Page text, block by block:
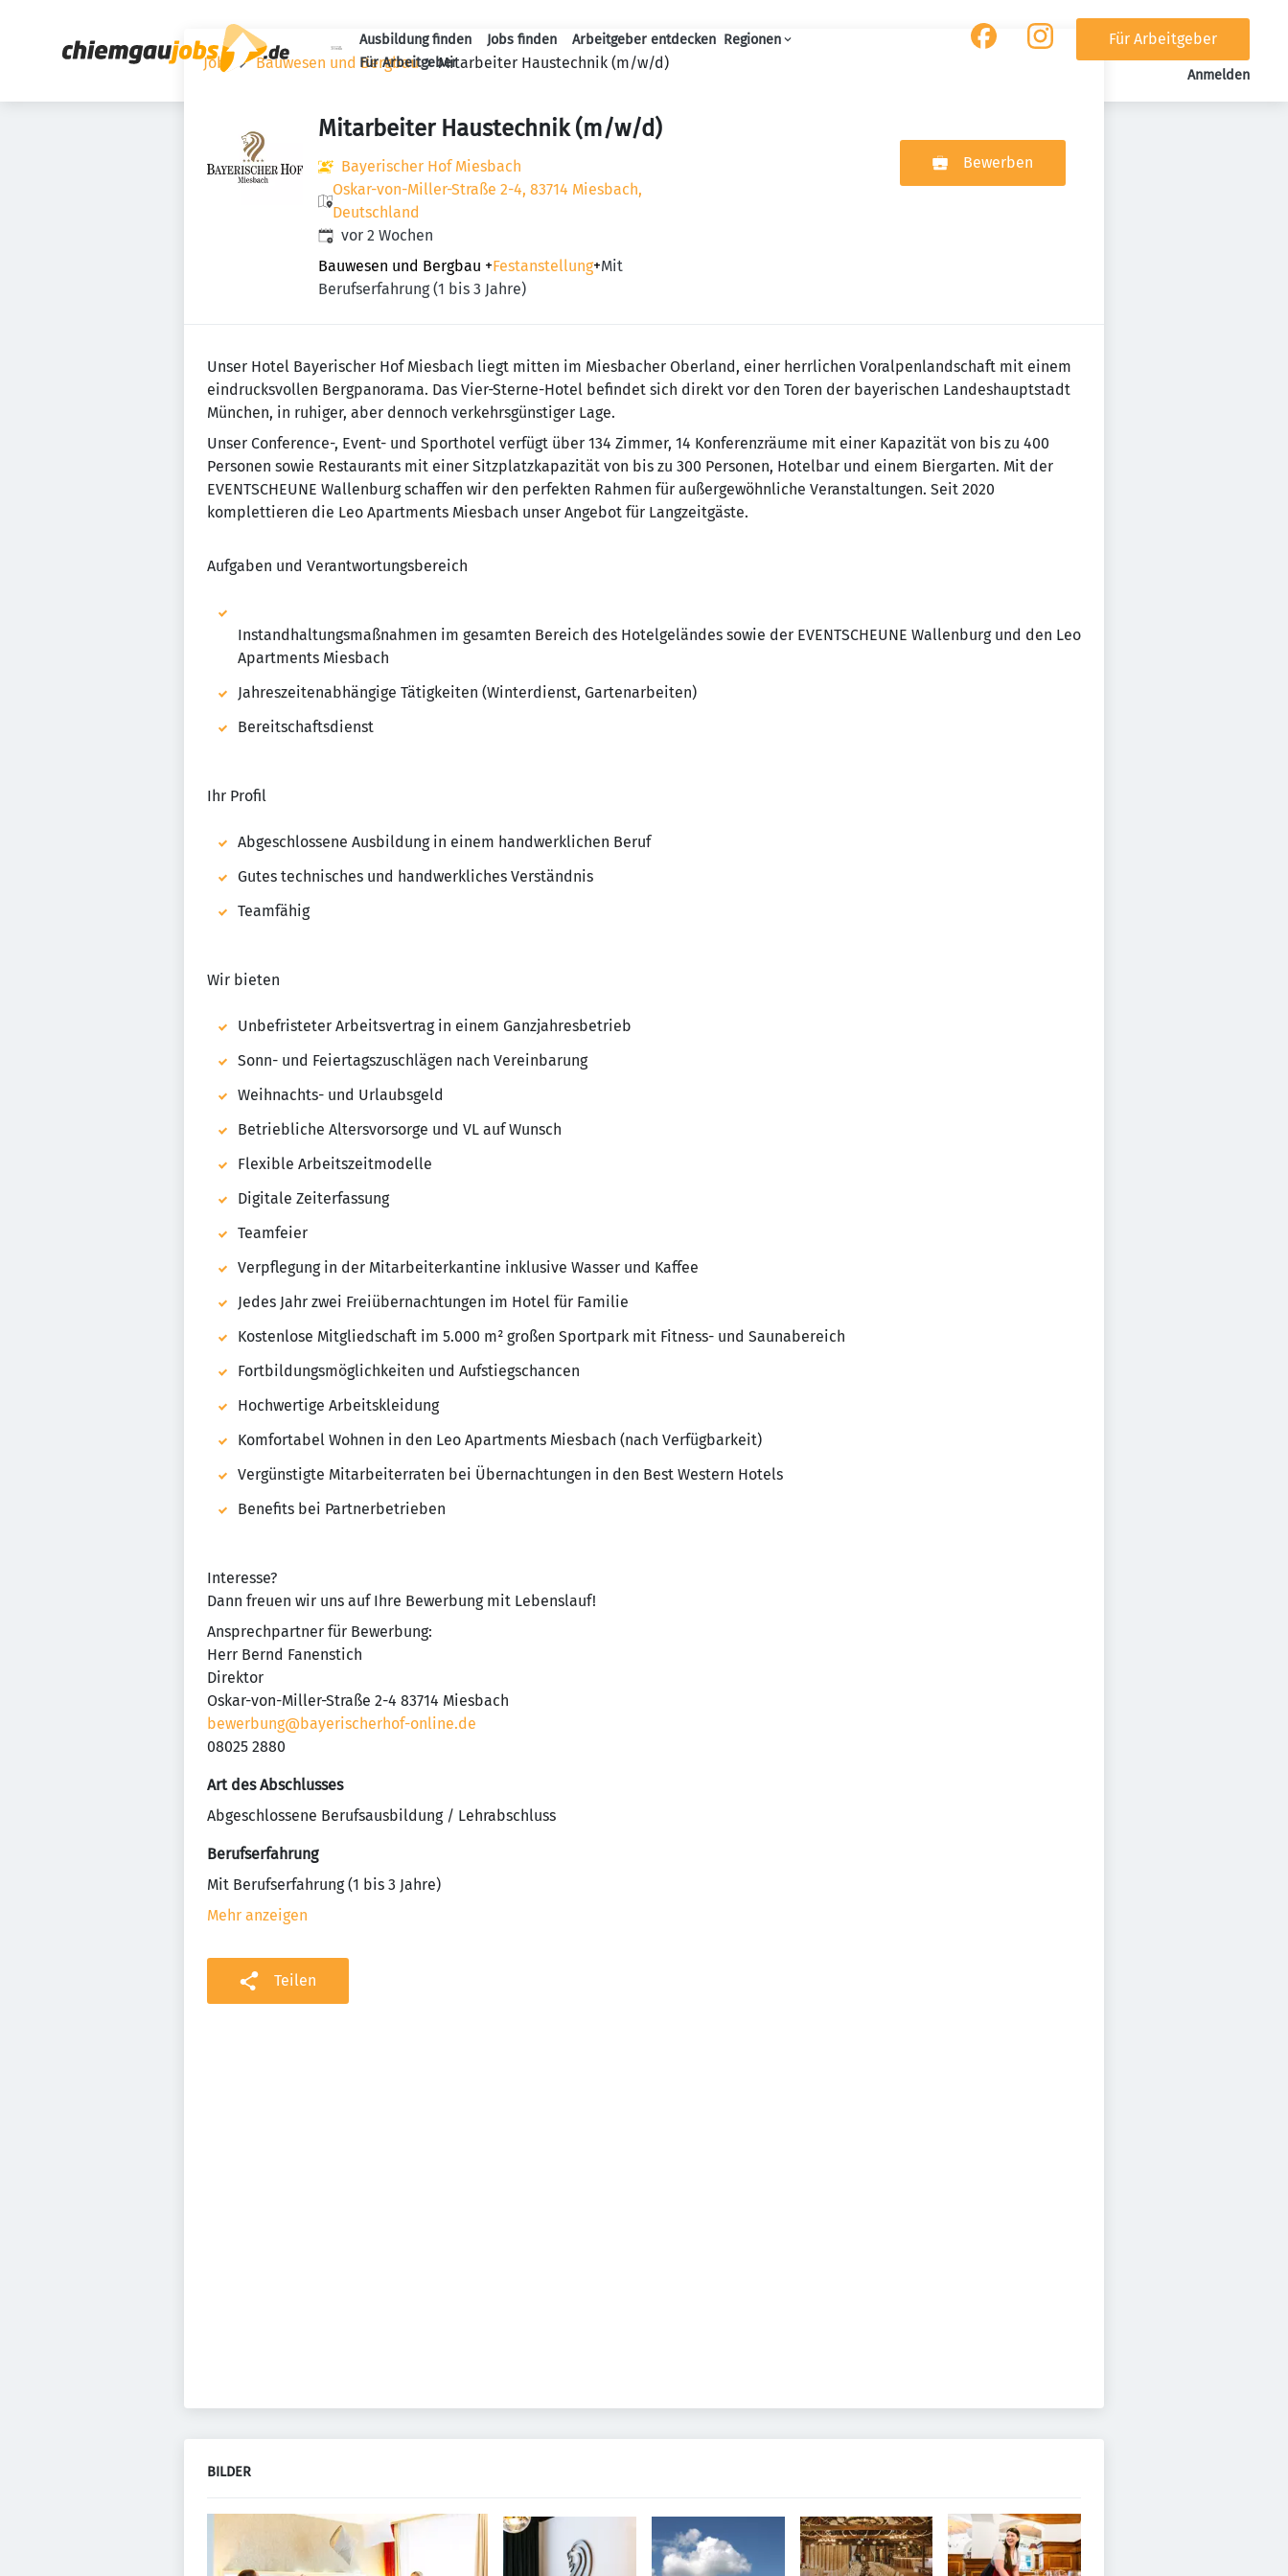
Haupt-Navigation
Ausbildung finden Jobs finden Arbeitgeber entdecken Regionen
Für Arbeitgeber
Für Arbeitgeber
Anmelden
Jobs Bauwesen und Bergbau Mitarbeiter Haustechnik (m/w/d)
Mitarbeiter Haustechnik (m/w/d)
Bayerischer Hof Miesbach
Oskar-von-Miller-Straße 2-4, 83714 Miesbach,
Deutschland
Veröffentlicht:
vor 2 Wochen
Bauwesen und Bergbau +Festanstellung+Mit
Berufserfahrung (1 bis 3 Jahre)
Bewerben
Unser Hotel Bayerischer Hof Miesbach liegt mitten im Miesbacher Oberland, einer herrlichen Voralpenlandschaft mit einem
eindrucksvollen Bergpanorama. Das Vier-Sterne-Hotel befindet sich direkt vor den Toren der bayerischen Landeshauptstadt
München, in ruhiger, aber dennoch verkehrsgünstiger Lage.
Unser Conference-, Event- und Sporthotel verfügt über 134 Zimmer, 14 Konferenzräume mit einer Kapazität von bis zu 400
Personen sowie Restaurants mit einer Sitzplatzkapazität von bis zu 300 Personen, Hotelbar und einem Biergarten. Mit der
EVENTSCHEUNE Wallenburg schaffen wir den perfekten Rahmen für außergewöhnliche Veranstaltungen. Seit 2020
komplettieren die Leo Apartments Miesbach unser Angebot für Langzeitgäste.
Aufgaben und Verantwortungsbereich
Instandhaltungsmaßnahmen im gesamten Bereich des Hotelgeländes sowie der EVENTSCHEUNE Wallenburg und den Leo
Apartments Miesbach
Jahreszeitenabhängige Tätigkeiten (Winterdienst, Gartenarbeiten)
Bereitschaftsdienst
Ihr Profil
Abgeschlossene Ausbildung in einem handwerklichen Beruf
Gutes technisches und handwerkliches Verständnis
Teamfähig
Wir bieten
Unbefristeter Arbeitsvertrag in einem Ganzjahresbetrieb
Sonn- und Feiertagszuschlägen nach Vereinbarung
Weihnachts- und Urlaubsgeld
Betriebliche Altersvorsorge und VL auf Wunsch
Flexible Arbeitszeitmodelle
Digitale Zeiterfassung
Teamfeier
Verpflegung in der Mitarbeiterkantine inklusive Wasser und Kaffee
Jedes Jahr zwei Freiübernachtungen im Hotel für Familie
Kostenlose Mitgliedschaft im 5.000 m² großen Sportpark mit Fitness- und Saunabereich
Fortbildungsmöglichkeiten und Aufstiegschancen
Hochwertige Arbeitskleidung
Komfortabel Wohnen in den Leo Apartments Miesbach (nach Verfügbarkeit)
Vergünstigte Mitarbeiterraten bei Übernachtungen in den Best Western Hotels
Benefits bei Partnerbetrieben
Interesse?
Dann freuen wir uns auf Ihre Bewerbung mit Lebenslauf!
Ansprechpartner für Bewerbung:
Herr Bernd Fanenstich
Direktor
Oskar-von-Miller-Straße 2-4 83714 Miesbach
bewerbung@bayerischerhof-online.de
08025 2880
Art des Abschlusses
Abgeschlossene Berufsausbildung / Lehrabschluss
Berufserfahrung
Mit Berufserfahrung (1 bis 3 Jahre)
Mehr anzeigen
Teilen
BILDER